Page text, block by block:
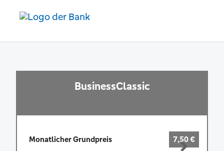
BusinessClassic
Monatlicher Grundpreis 7,50 €